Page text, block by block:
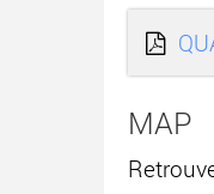
MAP